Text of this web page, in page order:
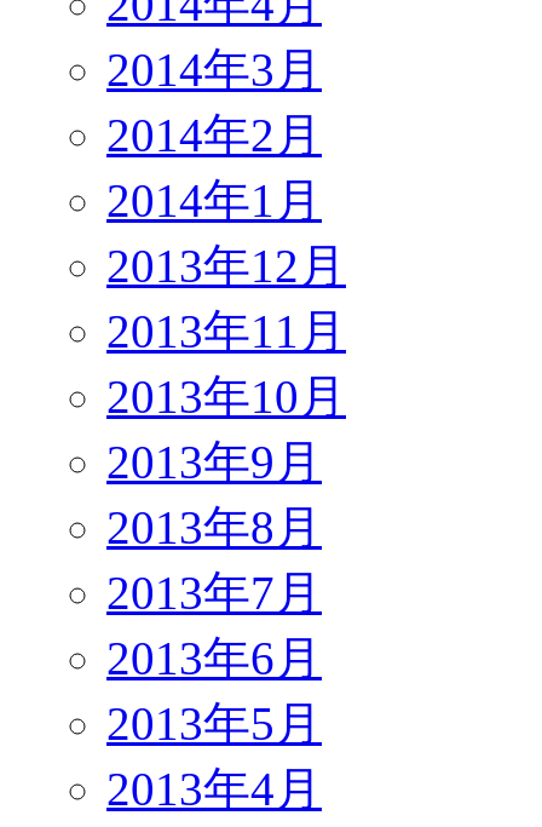
2014年3月
2014年2月
2014年1月
2013年12月
2013年11月
2013年10月
2013年9月
2013年8月
2013年7月
2013年6月
2013年5月
2013年4月